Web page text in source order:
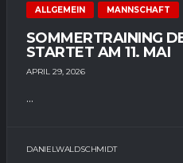
ALLGEMEIN MANNSCHAFT
SOMMERTRAINING
STARTET AM 11. MAI
APRIL 29, 2026
...
DANIELWALDSCHMIDT